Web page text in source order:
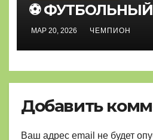
⚽ ФУТБОЛЬНЫЙ
МАР 20, 2026 ЧЕМПИОН
Добавить
Ваш адрес email не будет